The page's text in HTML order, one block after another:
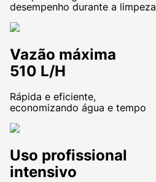
desempenho durante a limpeza
Vazão máxima
510 L/H
Rápida e eficiente,
economizando água e tempo
Uso profissional
intensivo